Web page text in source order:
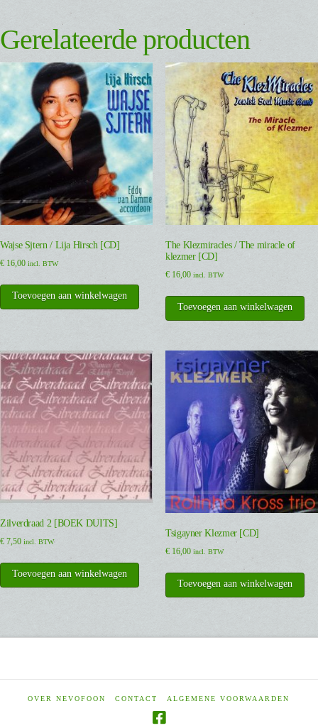
Gerelateerde producten
Wajse Sjtern / Lija Hirsch [CD]
€ 16,00 incl. BTW
Toevoegen aan winkelwagen
The Klezmiracles / The miracle of
klezmer [CD]
€16,00 incl. BTW
Toevoegen aan winkelwagen
Zilverdraad 2 [BOEK DUITS]
€ 7,50 incl. BTW
Toevoegen aan winkelwagen
Tsigayner Klezmer [CD]
€16,00 incl. BTW
Toevoegen aan winkelwagen
OVER NEVOFOON CONTACT ALGEMENE VOORWAARDEN